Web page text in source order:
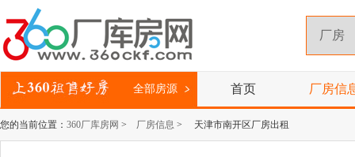
全部房源 首页 厂房信
您的当前位置： 360厂库房网 > 厂房信息 > 天津市南开区厂房出租